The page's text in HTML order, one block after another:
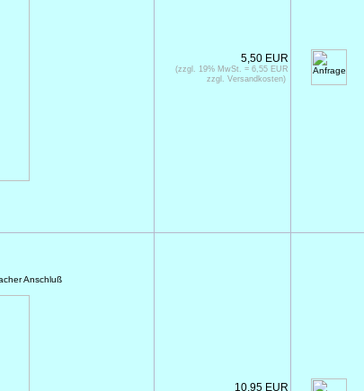
5,50 EUR
(zzgl. 19% MwSt. = 6,55 EUR
zzgl. Versandkosten)
Anschluß
10,95 EUR